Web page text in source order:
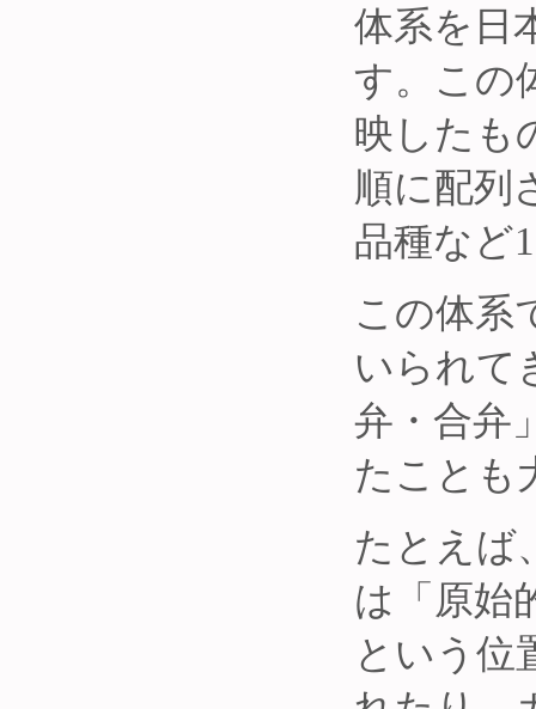
体系を日
す。この
映したも
順に配列
品種など
この体系
いられて
弁・合弁
たことも
たとえば
は「原始
という位